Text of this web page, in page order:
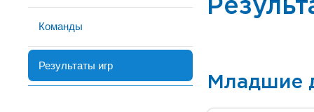
Команды
Результаты игр
Младшие